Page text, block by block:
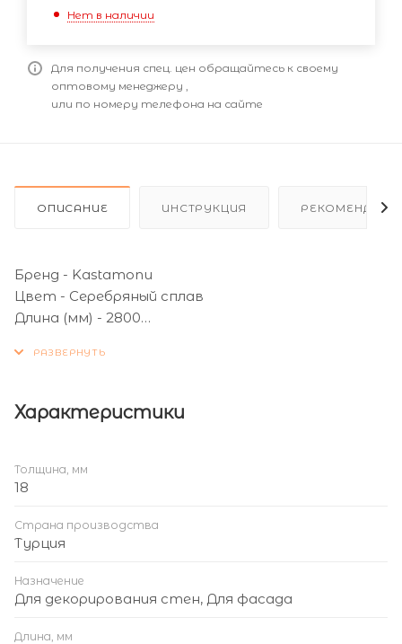
Нет в наличии
Для получения спец. цен обращайтесь к своему
оптовому менеджеру ,
или по номеру телефона на сайте
ОПИСАНИЕ ИНСТРУКЦИЯ
Бренд - Kastamonu
Цвет - Серебряный сплав
Длина (мм) - 2800
Толщина (мм) - 18
Характеристики
Толщина, мм
18
Страна производства
Турция
Назначение
Для декорирования стен, Для фасада
Длина, мм